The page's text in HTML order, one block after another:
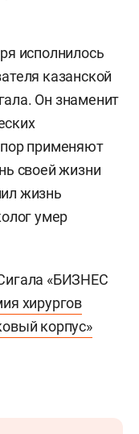
исполнилось
казанской
Он знаменит
применяют
своей жизни
жизнь
умер
«БИЗНЕС
хирургов
корпус»